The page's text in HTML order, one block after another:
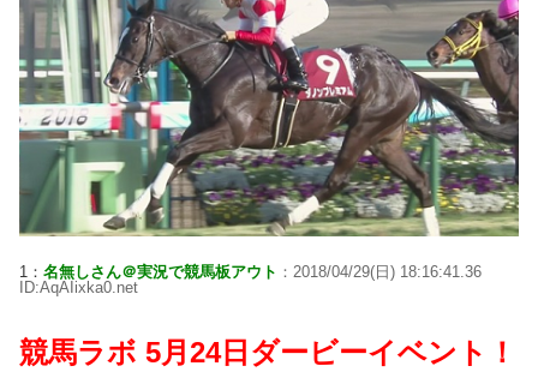
1： 名無しさん＠実況で競馬板アウト ：2018/04/29(日) 18:16:41.36
ID:AqAIixka0.net
競馬ラボ 5月24日ダービーイベント！